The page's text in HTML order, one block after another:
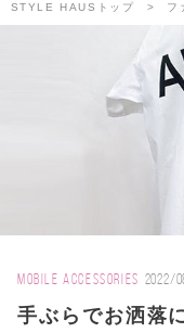
STYLE HAUSトップ フ
MOBILE ACCESSORIES 2022/
手ぶらでお洒落